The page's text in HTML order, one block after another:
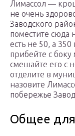
Лимассол —
не очень
Заводского
поместите сюда
есть не 50, а
прибейте с боку
смешайте его с
отделите в
назовите
побережье
Общее